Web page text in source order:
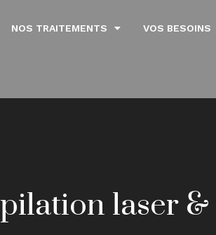
NOS TRAITEMENTS VOS BESOINS
laser